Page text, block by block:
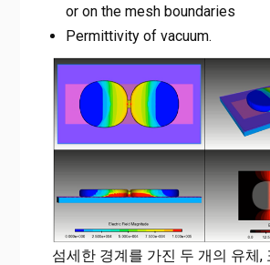
or on the mesh boundaries
Permittivity of vacuum.
섬세한 경계를 가진 두 개의 유체,